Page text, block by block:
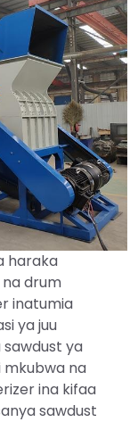
haraka
drum
inatumia
ya juu
sawdust ya
mkubwa na
ina kifaa
sawdust